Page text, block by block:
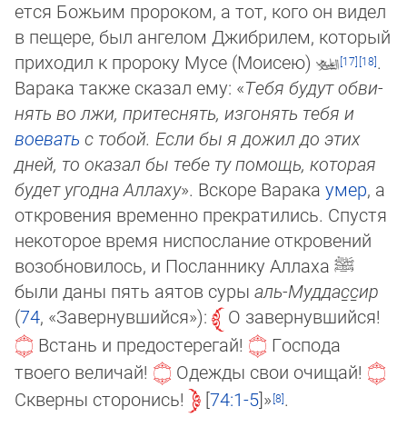
ет­ся Бо­жьим пророком, а тот, кого он видел
в пещере, был ангелом Джибрилем, который
при­хо­дил к пророку Мусе (Моисею)
.
Варака также сказал ему: «Тебя будут об­ви­
нять во лжи, притеснять, изгонять тебя и
воевать с тобой. Если бы я дожил до этих
дней, то оказал бы тебе ту помощь, которая
будет угодна Аллаху». Вскоре Варака умер, а
от­кро­ве­ния временно прекратились. Спустя
некоторое время ниспос­лание откровений
во­зоб­но­ви­лось, и Посланнику Аллаха ﷺ
были даны пять аятов суры аль-Муд­дас̱­с̱ир
(74, «За­вер­нув­ший­ся»):
О завернув­ший­ся!
Встань и предостерегай!
Господа
твоего величай!
Одежды свои очищай!
Скверны сторонись!
74:1-5 »
.